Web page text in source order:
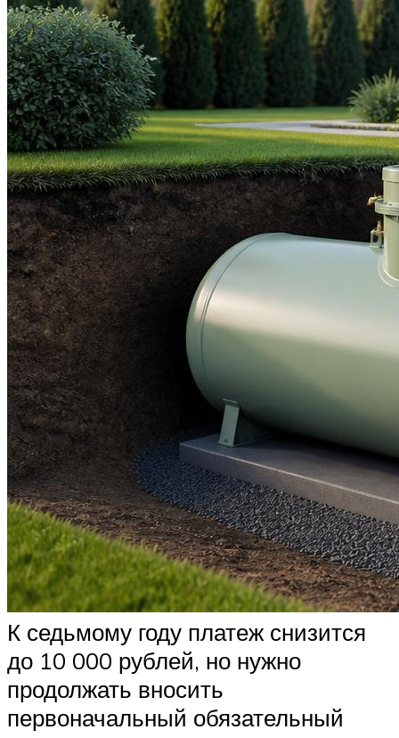
К седьмому году платеж снизится
до 10 000 рублей, но нужно
продолжать вносить
первоначальный обязательный